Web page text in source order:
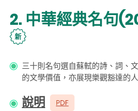
2. 中華經典名句
新
三十則名句選自蘇軾的詩、詞、
的文學價值，亦展現樂觀豁達的
說明